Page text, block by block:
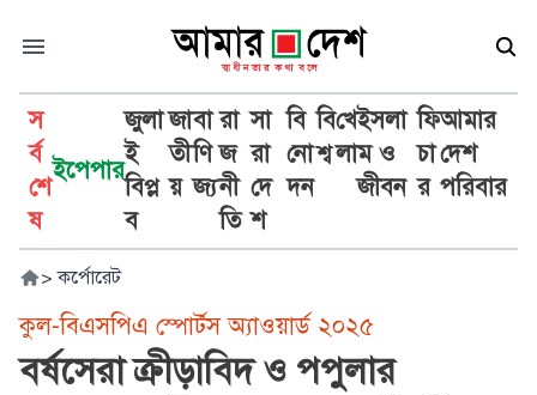
স
র্ব
শে
ষ
ইপেপার
জুলা
ই
বিপ্ল
ব
জা
তী
য়
বা
ণি
জ্য
রা
জ
নী
তি
সা
রা
দে
শ
বি
নো
দন
বি
শ্ব
খে
লা
ইসলা
ম ও
জীবন
ফি
চা
র
আমার
দেশ
পরিবার
> কর্পোরেট
কুল-বিএসপিএ স্পোর্টস অ্যাওয়ার্ড ২০২৫
বর্ষসেরা ক্রীড়াবিদ ও পপুলার